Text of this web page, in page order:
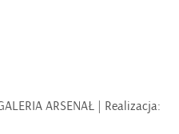
ARSENAŁ | Realizacja: